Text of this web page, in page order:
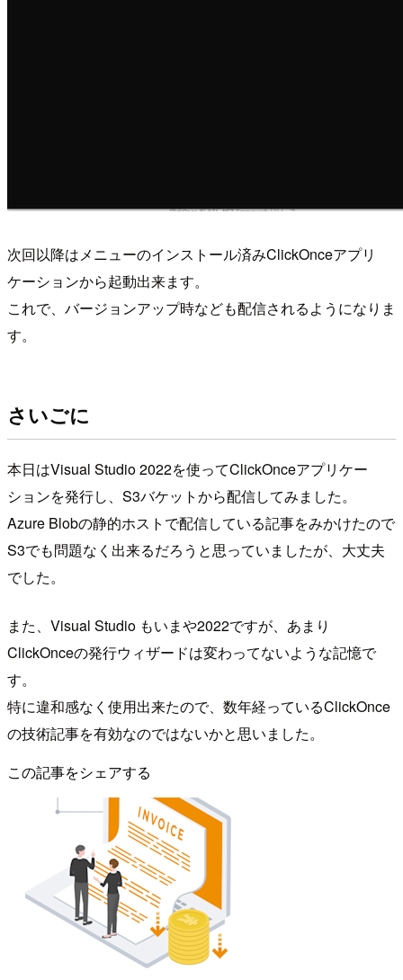
次回以降はメニューのインストール済みClickOnceアプリ
ケーションから起動出来ます。
これで、バージョンアップ時なども配信されるようになりま
す。
さいごに
本日はVisual Studio 2022を使ってClickOnceアプリケー
ションを発行し、S3バケットから配信してみました。
Azure Blobの静的ホストで配信している記事をみかけたので
S3でも問題なく出来るだろうと思っていましたが、大丈夫
でした。
また、Visual Studio もいまや2022ですが、あまり
ClickOnceの発行ウィザードは変わってないような記憶で
す。
特に違和感なく使用出来たので、数年経っているClickOnce
の技術記事を有効なのではないかと思いました。
この記事をシェアする